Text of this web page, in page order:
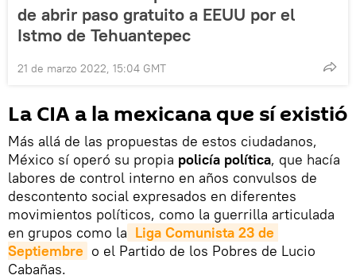
de abrir paso gratuito a EEUU por el
Istmo de Tehuantepec
21 de marzo 2022, 15:04 GMT
La CIA a la mexicana que sí existió
Más allá de las propuestas de estos ciudadanos,
México sí operó su propia policía política, que hacía
labores de control interno en años convulsos de
descontento social expresados en diferentes
movimientos políticos, como la guerrilla articulada
en grupos como la Liga Comunista 23 de
Septiembre o el Partido de los Pobres de Lucio
Cabañas.